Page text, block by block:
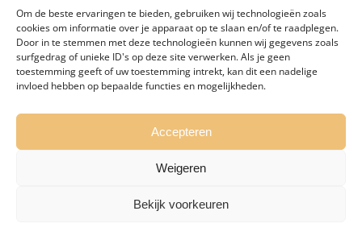
Om de beste ervaringen te bieden, gebruiken wij technologieën zoals
cookies om informatie over je apparaat op te slaan en/of te raadplegen.
Door in te stemmen met deze technologieën kunnen wij gegevens zoals
surfgedrag of unieke ID's op deze site verwerken. Als je geen
toestemming geeft of uw toestemming intrekt, kan dit een nadelige
invloed hebben op bepaalde functies en mogelijkheden.
Accepteren
Weigeren
Bekijk voorkeuren
HOME VOORWAARDEN OMGEVING